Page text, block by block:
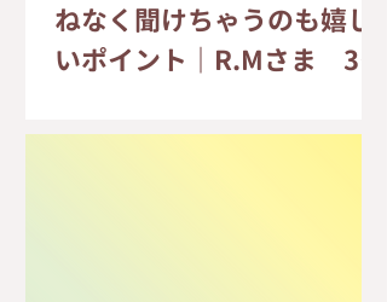
ねなく聞けちゃうのも嬉し
いポイント｜R.Mさま 30